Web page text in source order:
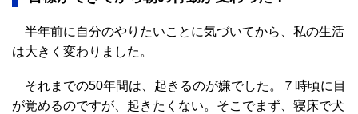
半年前に自分のやりたいことに気づいてから、私の生活
は大きく変わりました。
それまでの50年間は、起きるのが嫌でした。７時頃に目
が覚めるのですが、起きたくない。そこでまず、寝床で犬